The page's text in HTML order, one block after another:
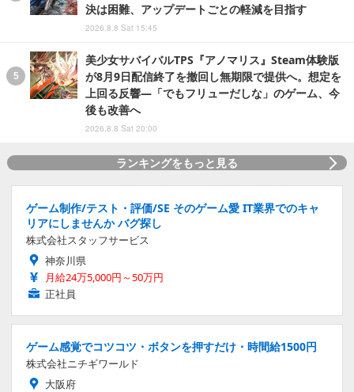
決は困難、アップデートごとの軽減を目指す
2026.8.8 Sat 15:45
美少女サバイバルTPS『アノマリス』Steam体験版
が8月9日配信終了を撤回し無期限で提供へ。想定を
上回る反響―「でもフリューだしな」のゲーム、今
後も改善へ
2026.8.8 Sat 20:00
ランキングをもっと見る
ゲーム制作/テスト・評価/SE そのゲーム愛 IT業界でのキャ
リアにしませんか バグ探し
株式会社スタッフサービス
神奈川県
月給24万5,000円～50万円
正社員
ゲーム感覚でコツコツ・ボタンを押すだけ・時間給1500円
株式会社ニチギワールド
大阪府